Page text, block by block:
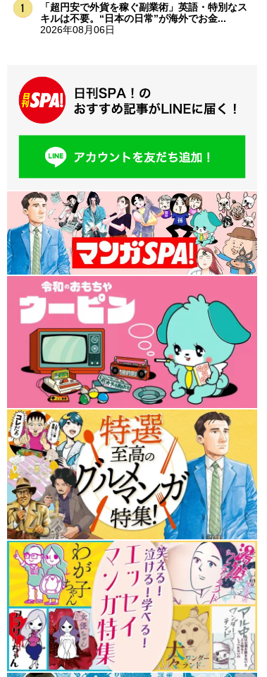
「超円安で外貨を稼ぐ副業術」英語・特別なス
キルは不要。“日本の日常”が海外でお金...
2026年08月06日